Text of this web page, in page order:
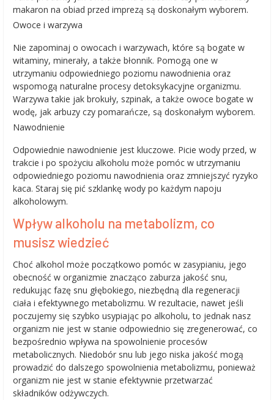
makaron na obiad przed imprezą są doskonałym wyborem.
Owoce i warzywa
Nie zapominaj o owocach i warzywach, które są bogate w
witaminy, minerały, a także błonnik. Pomogą one w
utrzymaniu odpowiedniego poziomu nawodnienia oraz
wspomogą naturalne procesy detoksykacyjne organizmu.
Warzywa takie jak brokuły, szpinak, a także owoce bogate w
wodę, jak arbuzy czy pomarańcze, są doskonałym wyborem.
Nawodnienie
Odpowiednie nawodnienie jest kluczowe. Picie wody przed, w
trakcie i po spożyciu alkoholu może pomóc w utrzymaniu
odpowiedniego poziomu nawodnienia oraz zmniejszyć ryzyko
kaca. Staraj się pić szklankę wody po każdym napoju
alkoholowym.
Wpływ alkoholu na metabolizm, co
musisz wiedzieć
Choć alkohol może początkowo pomóc w zasypianiu, jego
obecność w organizmie znacząco zaburza jakość snu,
redukując fazę snu głębokiego, niezbędną dla regeneracji
ciała i efektywnego metabolizmu. W rezultacie, nawet jeśli
poczujemy się szybko usypiając po alkoholu, to jednak nasz
organizm nie jest w stanie odpowiednio się zregenerować, co
bezpośrednio wpływa na spowolnienie procesów
metabolicznych. Niedobór snu lub jego niska jakość mogą
prowadzić do dalszego spowolnienia metabolizmu, ponieważ
organizm nie jest w stanie efektywnie przetwarzać
składników odżywczych.